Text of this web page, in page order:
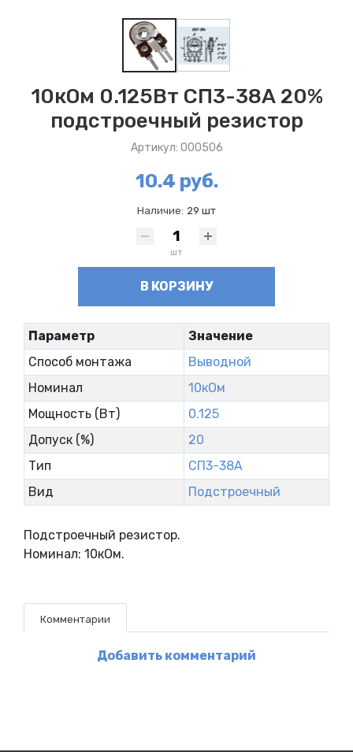
10кОм 0.125Вт СП3-38А 20%
подстроечный резистор
Артикул: 000506
10.4 руб.
Наличие: 29 шт
шт
В КОРЗИНУ
Параметр
Значение
Способ монтажа
Выводной
Номинал
10кОм
Мощность (Вт)
0.125
Допуск (%)
20
Тип
СП3-38А
Вид
Подстроечный
Подстроечный резистор.
Номинал: 10кОм.
Комментарии
Добавить комментарий